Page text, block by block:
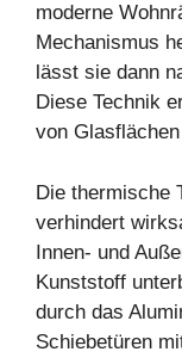
moderne
Mechanismus
lässt sie dann
Diese Technik
von
Die thermische
verhindert
Innen- und
Kunststoff
durch das
Schiebetüren